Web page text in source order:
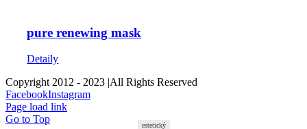
estetický
pure renewing mask
Detaily
Copyright 2012 - 2023 |All Rights Reserved
FacebookInstagram
Page load link
Go to Top